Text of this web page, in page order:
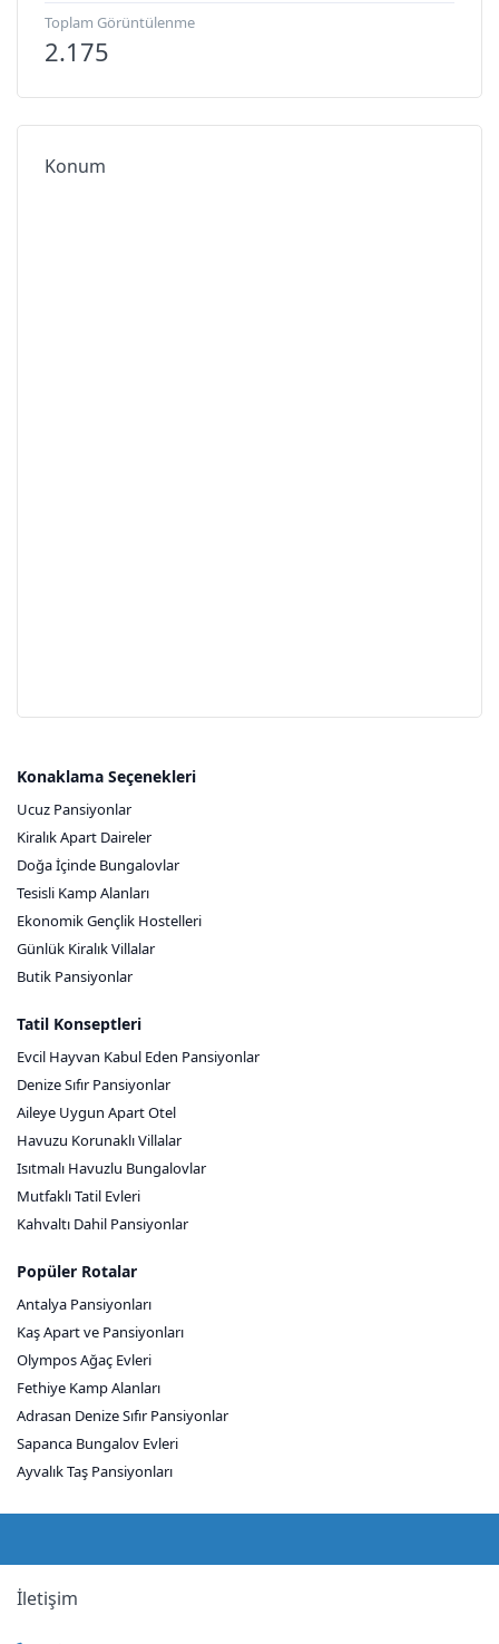
Toplam Görüntülenme
2.175
Konum
Konaklama Seçenekleri
Ucuz Pansiyonlar
Kiralık Apart Daireler
Doğa İçinde Bungalovlar
Tesisli Kamp Alanları
Ekonomik Gençlik Hostelleri
Günlük Kiralık Villalar
Butik Pansiyonlar
Tatil Konseptleri
Evcil Hayvan Kabul Eden Pansiyonlar
Denize Sıfır Pansiyonlar
Aileye Uygun Apart Otel
Havuzu Korunaklı Villalar
Isıtmalı Havuzlu Bungalovlar
Mutfaklı Tatil Evleri
Kahvaltı Dahil Pansiyonlar
Popüler Rotalar
Antalya Pansiyonları
Kaş Apart ve Pansiyonları
Olympos Ağaç Evleri
Fethiye Kamp Alanları
Adrasan Denize Sıfır Pansiyonlar
Sapanca Bungalov Evleri
Ayvalık Taş Pansiyonları
İletişim